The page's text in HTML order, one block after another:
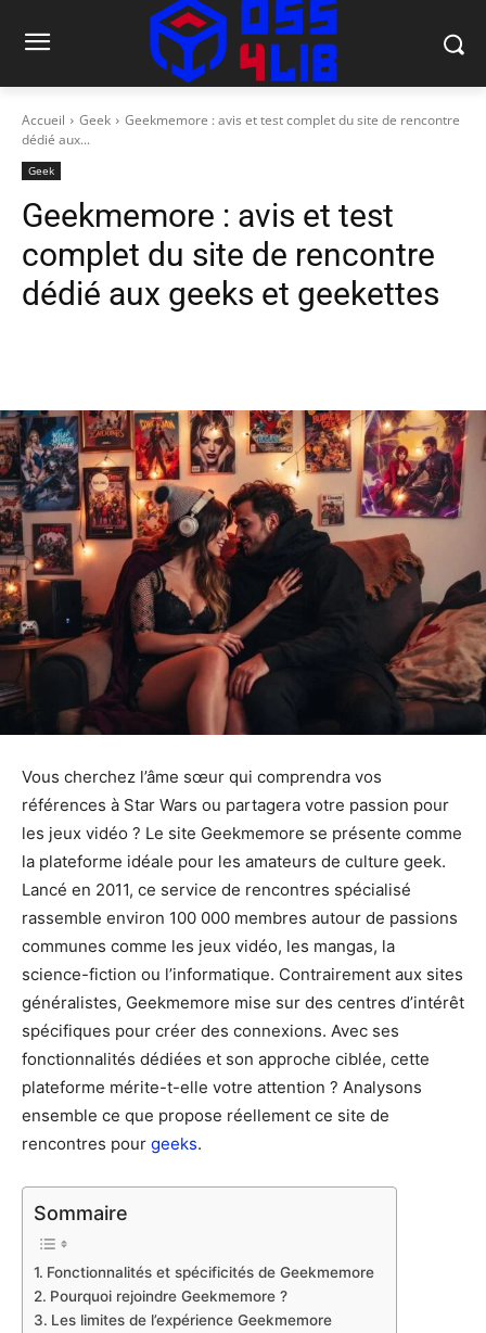
Accueil Geek
Geekmemore : avis et test complet du site de rencontre
dédié aux...
Geek
Geekmemore : avis et test
complet du site de rencontre
dédié aux geeks et geekettes
Vous cherchez l’âme sœur qui comprendra vos
références à Star Wars ou partagera votre passion pour
les jeux vidéo ? Le site Geekmemore se présente comme
la plateforme idéale pour les amateurs de culture geek.
Lancé en 2011, ce service de rencontres spécialisé
rassemble environ 100 000 membres autour de passions
communes comme les jeux vidéo, les mangas, la
science-fiction ou l’informatique. Contrairement aux sites
généralistes, Geekmemore mise sur des centres d’intérêt
spécifiques pour créer des connexions. Avec ses
fonctionnalités dédiées et son approche ciblée, cette
plateforme mérite-t-elle votre attention ? Analysons
ensemble ce que propose réellement ce site de
rencontres pour geeks.
Sommaire
Fonctionnalités et spécificités de Geekmemore
Pourquoi rejoindre Geekmemore ?
Les limites de l’expérience Geekmemore